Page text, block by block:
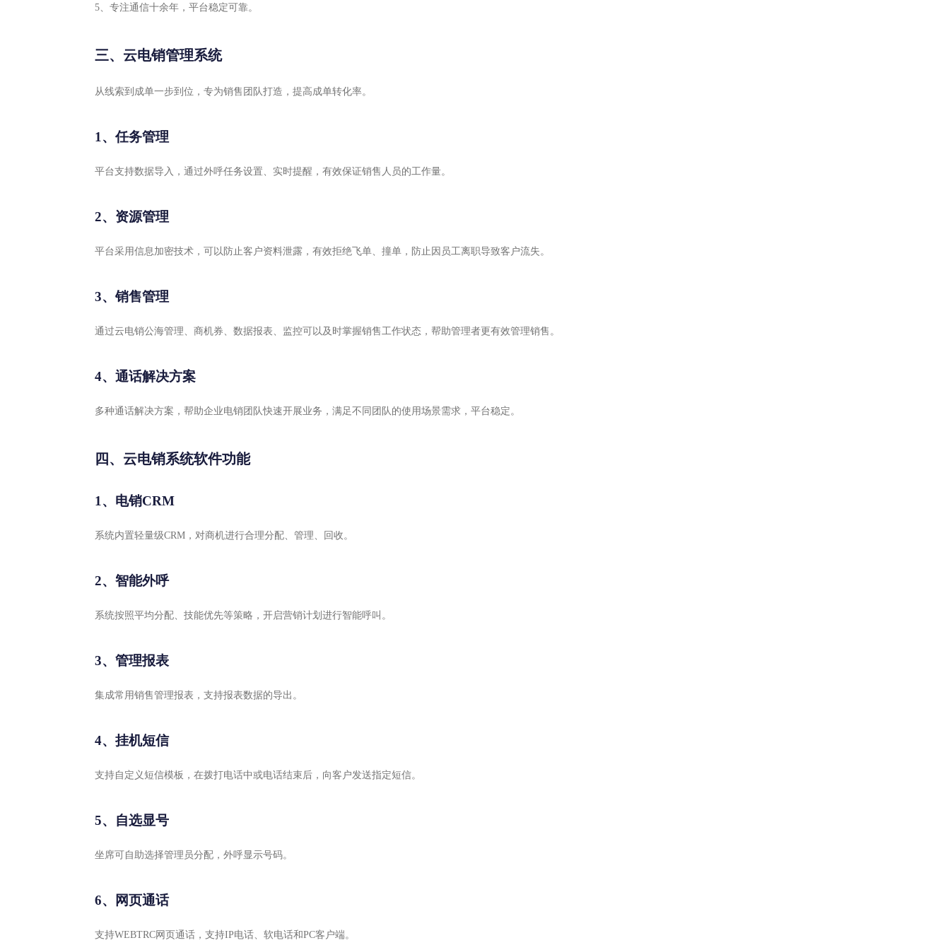
5、专注通信十余年，平台稳定可靠。
三、云电销管理系统
从线索到成单一步到位，专为销售团队打造，提高成单转化率。
1、任务管理
平台支持数据导入，通过外呼任务设置、实时提醒，有效保证销售人员的工作量。
2、资源管理
平台采用信息加密技术，可以防止客户资料泄露，有效拒绝飞单、撞单，防止因员工离职导致客户流失。
3、销售管理
通过云电销公海管理、商机券、数据报表、监控可以及时掌握销售工作状态，帮助管理者更有效管理销售。
4、通话解决方案
多种通话解决方案，帮助企业电销团队快速开展业务，满足不同团队的使用场景需求，平台稳定。
四、云电销系统软件功能
1、电销CRM
系统内置轻量级CRM，对商机进行合理分配、管理、回收。
2、智能外呼
系统按照平均分配、技能优先等策略，开启营销计划进行智能呼叫。
3、管理报表
集成常用销售管理报表，支持报表数据的导出。
4、挂机短信
支持自定义短信模板，在拨打电话中或电话结束后，向客户发送指定短信。
5、自选显号
坐席可自助选择管理员分配，外呼显示号码。
6、网页通话
支持WEBTRC网页通话，支持IP电话、软电话和PC客户端。